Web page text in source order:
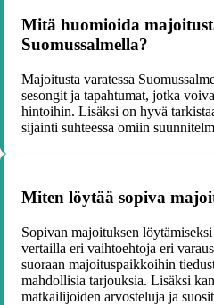
Mitä huomioida
Suomussalmella?
Majoitusta varatessa
sesongit ja tapahtumat, jotka
hintoihin. Lisäksi on hyvä
sijainti suhteessa omiin
Miten löytää sopiva
Sopivan majoituksen
vertailla eri vaihtoehtoja eri
suoraan majoituspaikkoihin
mahdollisia tarjouksia. Lisäksi
matkailijoiden arvosteluja ja